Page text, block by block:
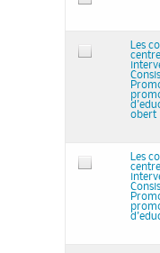
Les
obert
Les